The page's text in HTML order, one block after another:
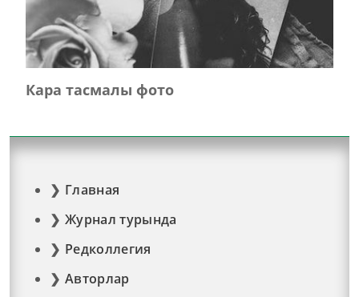
Кара тасмалы фото
Главная
Журнал турында
Редколлегия
Авторлар